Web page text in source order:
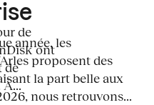
de
ont
de
année, les
proposent des
la part belle aux
nous retrouvons...